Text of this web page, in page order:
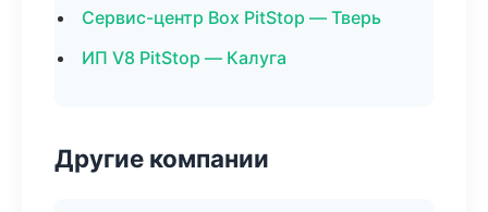
Сервис-центр Box PitStop — Тверь
ИП V8 PitStop — Калуга
Другие компании